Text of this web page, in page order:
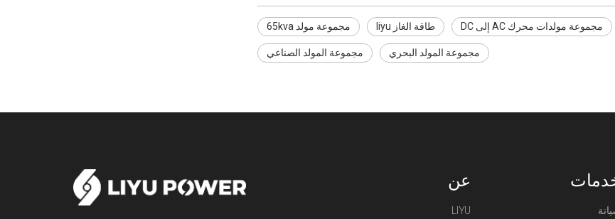
مجموعة مولد 65kva طاقة الغاز liyu مجموعة مولدات محرك AC إلى DC
مجموعة المولد الصناعي مجموعة المولد البحري
عن
LIYU